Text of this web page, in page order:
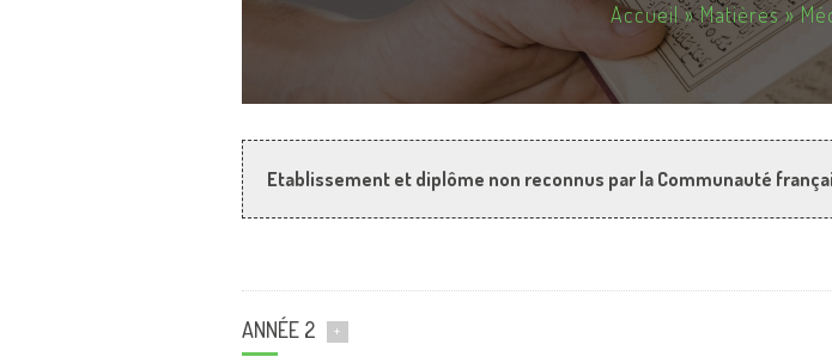
Accueil»Matières»
Etablissement et diplôme non reconnus par la Communauté
ANNÉE 2 +